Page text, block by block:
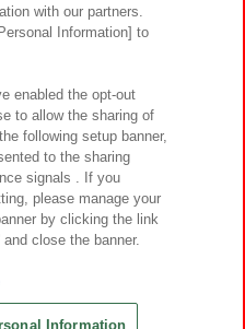
クセシビリティ方針と検証結果
よくあるご質問・お問い合わせ
Inc.
Lab Inc.
All Rights Reserved.
with our partners.
Information] to
enabled the opt-out
to allow the sharing of
following setup banner,
to the sharing
signals . If you
please manage your
by clicking the link
close the banner.
Information